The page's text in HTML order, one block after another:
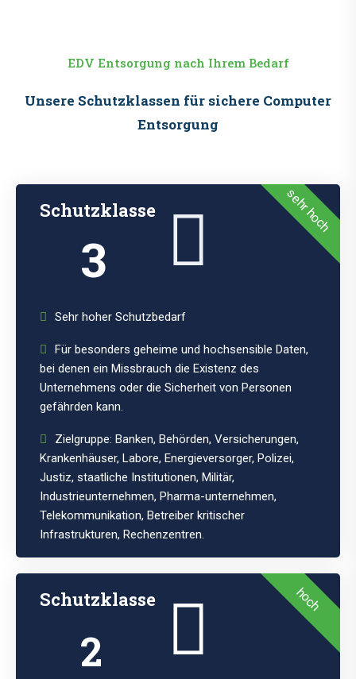
EDV Entsorgung nach Ihrem Bedarf
Unsere Schutzklassen für sichere Computer
Entsorgung
sehr hoch
Schutzklasse
3
Sehr hoher Schutzbedarf
Für besonders geheime und hochsensible Daten,
bei denen ein Missbrauch die Existenz des
Unternehmens oder die Sicherheit von Personen
gefährden kann.
Zielgruppe: Banken, Behörden, Versicherungen,
Krankenhäuser, Labore, Energieversorger, Polizei,
Justiz, staatliche Institutionen, Militär,
Industrieunternehmen, Pharma-unternehmen,
Telekommunikation, Betreiber kritischer
Infrastrukturen, Rechenzentren.
hoch
Schutzklasse
2